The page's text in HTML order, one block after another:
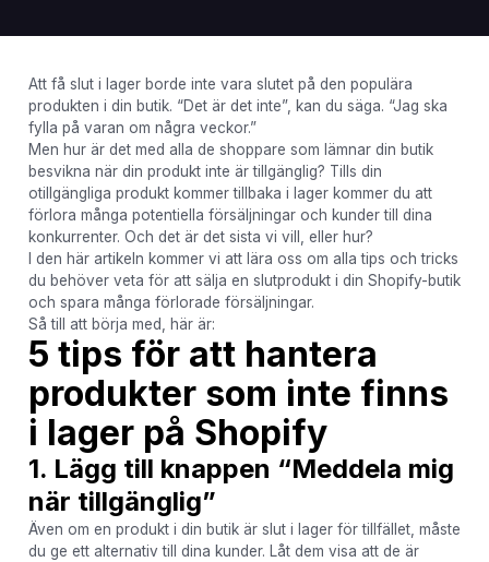
Att få slut i lager borde inte vara slutet på den populära
produkten i din butik. “Det är det inte”, kan du säga. “Jag ska
fylla på varan om några veckor.”
Men hur är det med alla de shoppare som lämnar din butik
besvikna när din produkt inte är tillgänglig? Tills din
otillgängliga produkt kommer tillbaka i lager kommer du att
förlora många potentiella försäljningar och kunder till dina
konkurrenter. Och det är det sista vi vill, eller hur?
I den här artikeln kommer vi att lära oss om alla tips och tricks
du behöver veta för att sälja en slutprodukt i din Shopify-butik
och spara många förlorade försäljningar.
Så till att börja med, här är:
5 tips för att hantera
produkter som inte finns
i lager på Shopify
1. Lägg till knappen “Meddela mig
när tillgänglig”
Även om en produkt i din butik är slut i lager för tillfället, måste
du ge ett alternativ till dina kunder. Låt dem visa att de är